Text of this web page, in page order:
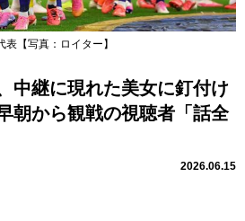
【写真：ロイター】
中継に現れた美女に釘付け
朝から観戦の視聴者「話全
2026.06.15